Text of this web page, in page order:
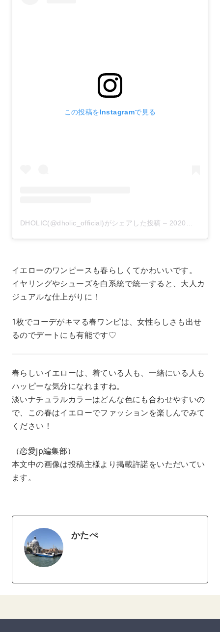
この投稿をInstagramで見る
DHOLIC(@dholic_official)がシェアした投稿 – 2020年 2月月26日午前5時10分PST
イエローのワンピースも春らしくてかわいいです。
イヤリングやシューズを白系統で統一すると、大人カ
ジュアルな仕上がりに！
1枚でコーデがキマる春ワンピは、女性らしさも出せ
るのでデートにも有能です♡
春らしいイエローは、着ている人も、一緒にいる人も
ハッピーな気分になれますね。
淡いナチュラルカラーはどんな色にも合わせやすいの
で、この春はイエローでファッションを楽しんでみて
ください！
（恋愛jp編集部）
本文中の画像は投稿主様より掲載許諾をいただいてい
ます。
かたぺ